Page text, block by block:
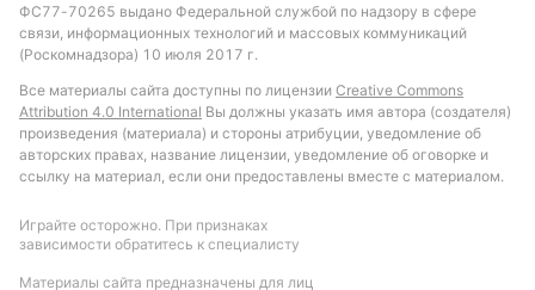
ФС77-70265 выдано Федеральной службой по надзору в сфере
связи, информационных технологий и массовых коммуникаций
(Роскомнадзора) 10 июля 2017 г.
Все материалы сайта доступны по лицензии Creative Commons
Attribution 4.0 International Вы должны указать имя автора (создателя)
произведения (материала) и стороны атрибуции, уведомление об
авторских правах, название лицензии, уведомление об оговорке и
ссылку на материал, если они предоставлены вместе с материалом.
Играйте осторожно. При признаках
зависимости обратитесь к специалисту
Материалы сайта предназначены для лиц